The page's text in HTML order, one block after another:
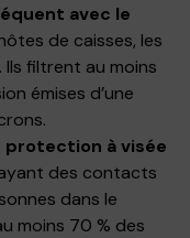
avec le
de caisses, les
Ils filtrent au moins
émises d’une
protection à visée
des contacts
dans le
moins 70 % des